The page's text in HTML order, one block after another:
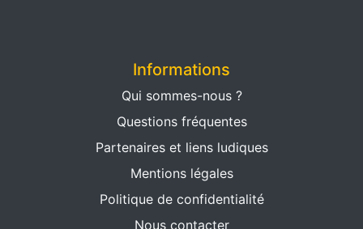
Informations
Qui sommes-nous ?
Questions fréquentes
Partenaires et liens ludiques
Mentions légales
Politique de confidentialité
Nous contacter